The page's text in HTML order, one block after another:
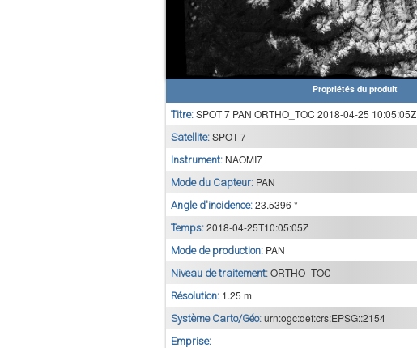
Propriétés du produit
Titre: SPOT 7 PAN ORTHO_TOC 2018-04-25 10:05:05Z
Satellite: SPOT 7
Instrument: NAOMI7
Mode du Capteur: PAN
Angle d'incidence: 23.5396 °
Temps: 2018-04-25T10:05:05Z
Mode de production: PAN
Niveau de traitement: ORTHO_TOC
Résolution: 1.25 m
Système Carto/Géo: urn:ogc:def:crs:EPSG::2154
Emprise: